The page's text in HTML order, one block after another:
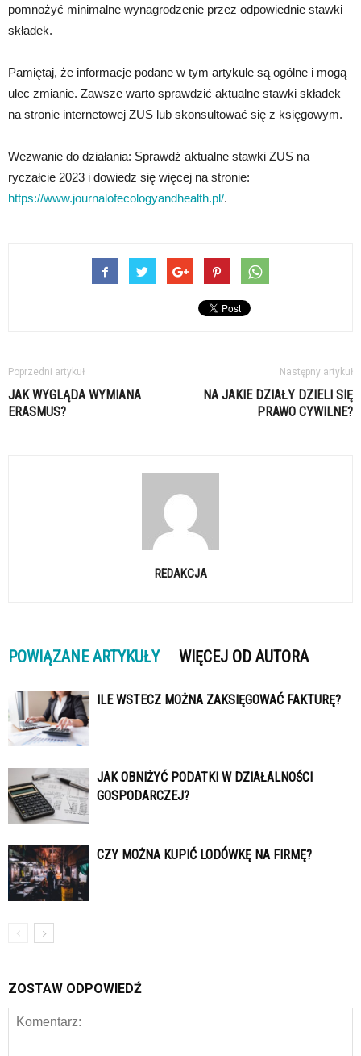
pomnożyć minimalne wynagrodzenie przez odpowiednie stawki
składek.
Pamiętaj, że informacje podane w tym artykule są ogólne i mogą
ulec zmianie. Zawsze warto sprawdzić aktualne stawki składek
na stronie internetowej ZUS lub skonsultować się z księgowym.
Wezwanie do działania: Sprawdź aktualne stawki ZUS na
ryczałcie 2023 i dowiedz się więcej na stronie:
https://www.journalofecologyandhealth.pl/.
Poprzedni artykuł
JAK WYGLĄDA WYMIANA
ERASMUS?
Następny artykuł
NA JAKIE DZIAŁY DZIELI SIĘ
PRAWO CYWILNE?
REDAKCJA
POWIĄZANE ARTYKUŁY WIĘCEJ OD AUTORA
ILE WSTECZ MOŻNA ZAKSIĘGOWAĆ FAKTURĘ?
JAK OBNIŻYĆ PODATKI W DZIAŁALNOŚCI
GOSPODARCZEJ?
CZY MOŻNA KUPIĆ LODÓWKĘ NA FIRMĘ?
ZOSTAW ODPOWIEDŹ